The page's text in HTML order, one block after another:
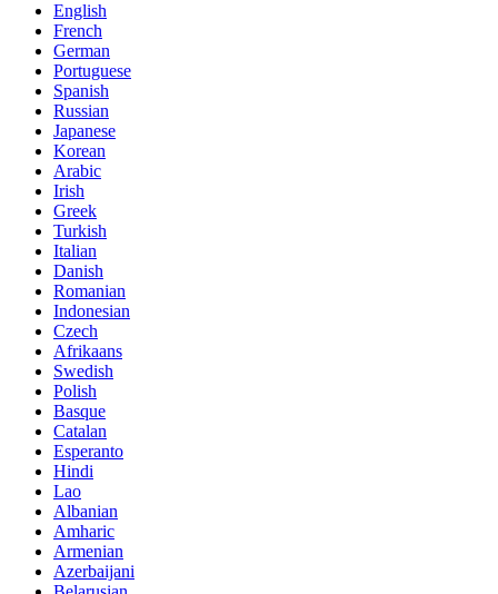
English
French
German
Portuguese
Spanish
Russian
Japanese
Korean
Arabic
Irish
Greek
Turkish
Italian
Danish
Romanian
Indonesian
Czech
Afrikaans
Swedish
Polish
Basque
Catalan
Esperanto
Hindi
Lao
Albanian
Amharic
Armenian
Azerbaijani